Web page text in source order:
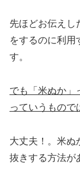
先ほどお伝えし
をするのに利用
す。
でも「米ぬか」
っていうもので
大丈夫！。米ぬ
抜きする方法が